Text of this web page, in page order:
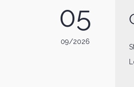
05
09/2026